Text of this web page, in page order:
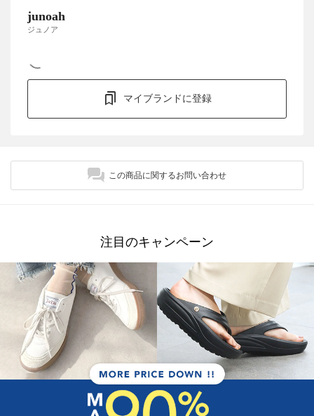
junoah
ジュノア
マイブランドに登録
この商品に関するお問い合わせ
注目のキャンペーン